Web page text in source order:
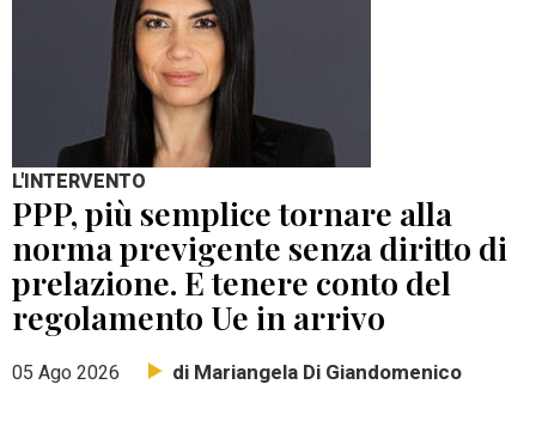
L'INTERVENTO
PPP, più semplice tornare alla
norma previgente senza diritto di
prelazione. E tenere conto del
regolamento Ue in arrivo
05 Ago 2026 di Mariangela Di Giandomenico